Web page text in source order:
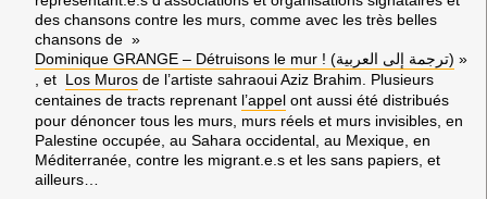
des chansons contre les murs, comme avec les très belles
chansons de »
Dominique GRANGE – Détruisons le mur ! (ترجمة إلى العربية) »
, et Los Muros de l’artiste sahraoui Aziz Brahim. Plusieurs
centaines de tracts reprenant l’appel ont aussi été distribués
pour dénoncer tous les murs, murs réels et murs invisibles, en
Palestine occupée, au Sahara occidental, au Mexique, en
Méditerranée, contre les migrant.e.s et les sans papiers, et
ailleurs…